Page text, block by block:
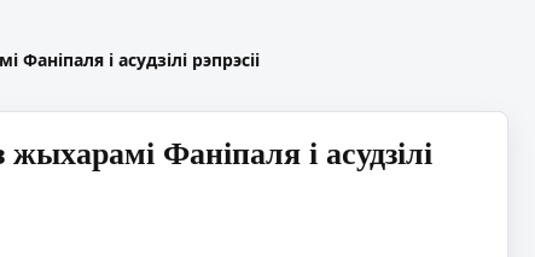
і асудзілі рэпрэсіі
Фаніпаля і асудзілі